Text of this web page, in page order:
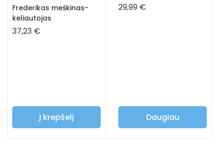
Frederikas meškinas-
keliautojas
37,23 €
Į krepšelį
29,99 €
Daugiau